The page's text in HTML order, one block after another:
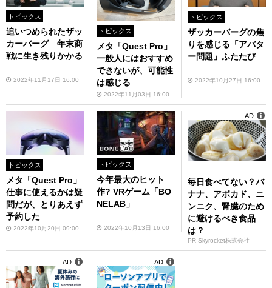
トピックス
追いつめられたザッ
カーバーグ 年末商
戦に生き残りかかる
2022年11月17日 16:00
トピックス
メタ「Quest Pro」
一般人にはおすすめ
できないが、可能性
は感じる
2022年11月03日 16:00
トピックス
ザッカーバーグの焦
りを感じる「アバタ
ー問題」ふたたび
2022年10月27日 16:00
トピックス
メタ「Quest Pro」
仕事に使えるかは疑
問だが、とりあえず
予約した
2022年10月20日 09:00
トピックス
今年最大のヒット
作? VRゲーム「BO
NELAB」
2022年10月13日 16:00
毎日食べてない？バ
ナナ、アボカド、ニ
ンニク、腎臓のため
に避けるべき食品
は？
PR Skyrocket株式会社
AD
AD AD